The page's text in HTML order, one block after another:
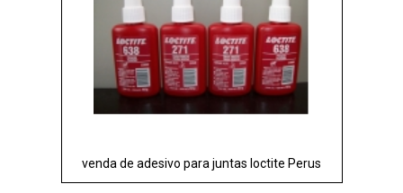
venda de adesivo para juntas loctite Perus